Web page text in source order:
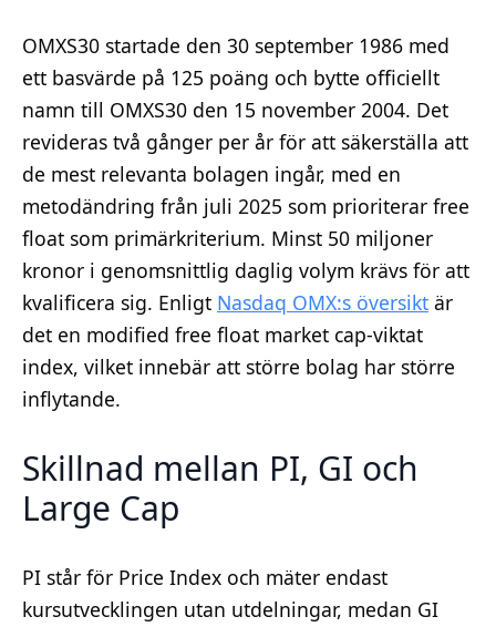
OMXS30 startade den 30 september 1986 med
ett basvärde på 125 poäng och bytte officiellt
namn till OMXS30 den 15 november 2004. Det
revideras två gånger per år för att säkerställa att
de mest relevanta bolagen ingår, med en
metodändring från juli 2025 som prioriterar free
float som primärkriterium. Minst 50 miljoner
kronor i genomsnittlig daglig volym krävs för att
kvalificera sig. Enligt Nasdaq OMX:s översikt är
det en modified free float market cap-viktat
index, vilket innebär att större bolag har större
inflytande.
Skillnad mellan PI, GI och
Large Cap
PI står för Price Index och mäter endast
kursutvecklingen utan utdelningar, medan GI